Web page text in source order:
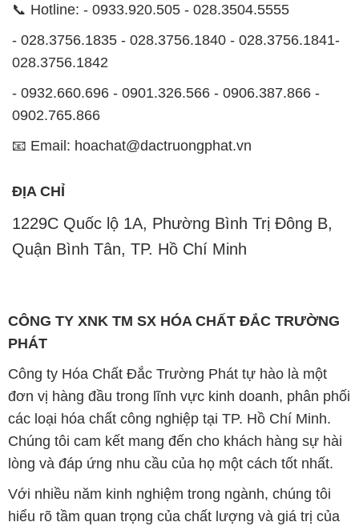
📞 Hotline: - 0933.920.505 - 028.3504.5555
- 028.3756.1835 - 028.3756.1840 - 028.3756.1841-
028.3756.1842
- 0932.660.696 - 0901.326.566 - 0906.387.866 -
0902.765.866
📧 Email: hoachat@dactruongphat.vn
ĐỊA CHỈ
1229C Quốc lộ 1A, Phường Bình Trị Đông B,
Quận Bình Tân, TP. Hồ Chí Minh
CÔNG TY XNK TM SX HÓA CHẤT ĐẮC TRƯỜNG
PHÁT
Công ty Hóa Chất Đắc Trường Phát tự hào là một
đơn vị hàng đầu trong lĩnh vực kinh doanh, phân phối
các loại hóa chất công nghiệp tại TP. Hồ Chí Minh.
Chúng tôi cam kết mang đến cho khách hàng sự hài
lòng và đáp ứng nhu cầu của họ một cách tốt nhất.
Với nhiều năm kinh nghiệm trong ngành, chúng tôi
hiểu rõ tầm quan trọng của chất lượng và giá trị của